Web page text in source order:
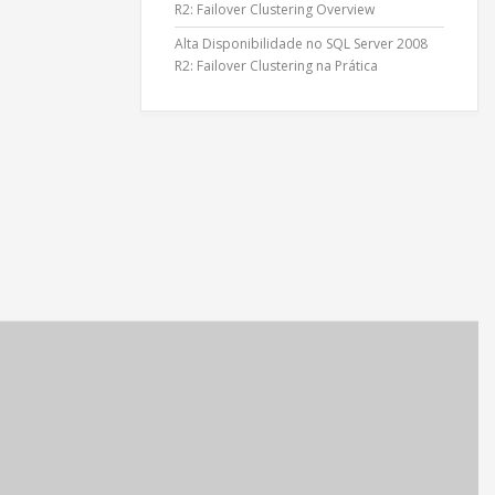
R2: Failover Clustering Overview
Alta Disponibilidade no SQL Server 2008
R2: Failover Clustering na Prática